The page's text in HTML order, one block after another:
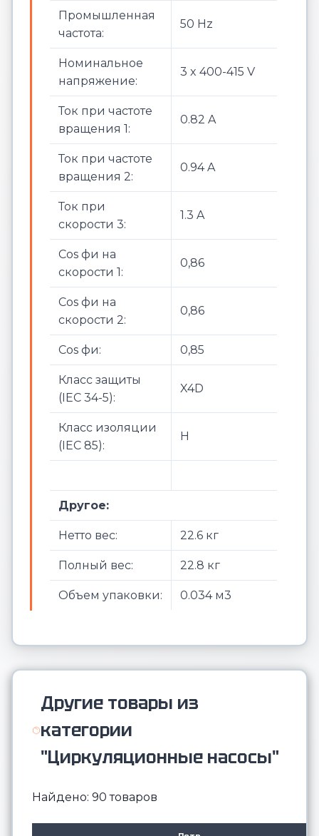
Промышленная
частота:
50 Hz
Номинальное
напряжение:
3 x 400-415 V
Ток при частоте
вращения 1:
0.82 A
Ток при частоте
вращения 2:
0.94 A
Ток при
скорости 3:
1.3 A
Cos фи на
скорости 1:
0,86
Cos фи на
скорости 2:
0,86
Cos фи: 0,85
Класс защиты
(IEC 34-5):
X4D
Класс изоляции
(IEC 85):
H
Другое:
Нетто вес: 22.6 кг
Полный вес: 22.8 кг
Объем упаковки: 0.034 м3
Другие товары из
категории
"Циркуляционные насосы"
Найдено: 90 товаров